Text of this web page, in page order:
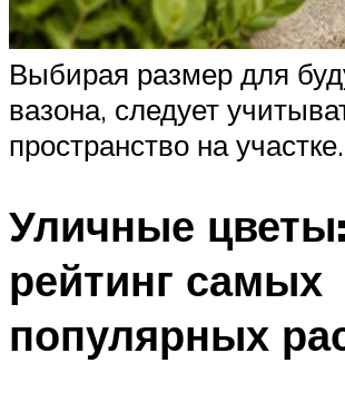
Выбирая размер для
вазона, следует
пространство на участке.
Уличные цветы:
рейтинг самых
популярных